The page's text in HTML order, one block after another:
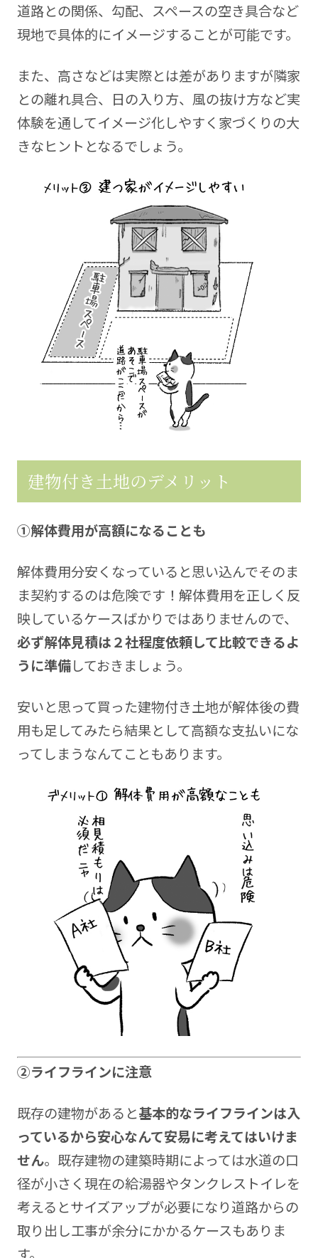
道路との関係、勾配、スペースの空き具合など
現地で具体的にイメージすることが可能です。
また、高さなどは実際とは差がありますが隣家
との離れ具合、日の入り方、風の抜け方など実
体験を通してイメージ化しやすく家づくりの大
きなヒントとなるでしょう。
建物付き土地のデメリット
①解体費用が高額になることも
解体費用分安くなっていると思い込んでそのま
ま契約するのは危険です！解体費用を正しく反
映しているケースばかりではありませんので、
必ず解体見積は２社程度依頼して比較できるよ
うに準備しておきましょう。
安いと思って買った建物付き土地が解体後の費
用も足してみたら結果として高額な支払いにな
ってしまうなんてこともあります。
②ライフラインに注意
既存の建物があると基本的なライフラインは入
っているから安心なんて安易に考えてはいけま
せん。既存建物の建築時期によっては水道の口
径が小さく現在の給湯器やタンクレストイレを
考えるとサイズアップが必要になり道路からの
取り出し工事が余分にかかるケースもありま
す。